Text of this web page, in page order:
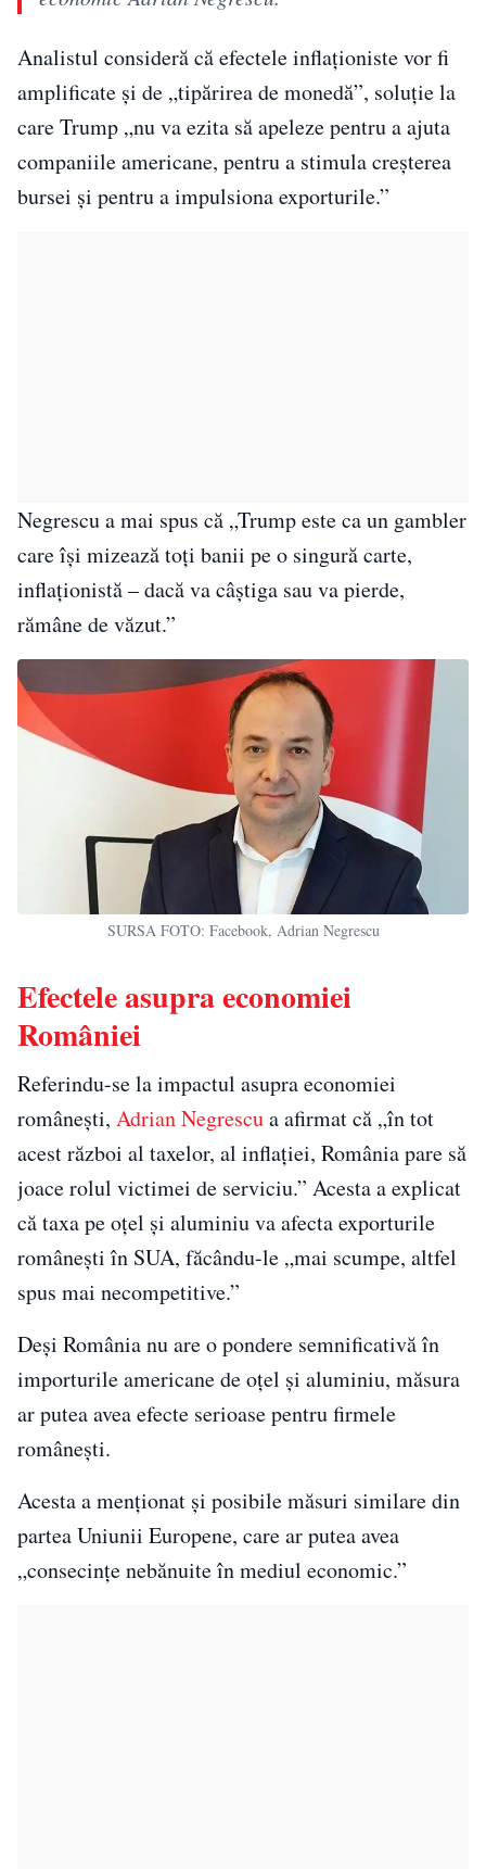
Analistul consideră că efectele inflaționiste vor fi
amplificate și de „tipărirea de monedă”, soluție la
care Trump „nu va ezita să apeleze pentru a ajuta
companiile americane, pentru a stimula creșterea
bursei și pentru a impulsiona exporturile.”
Negrescu a mai spus că „Trump este ca un gambler
care își mizează toți banii pe o singură carte,
inflaționistă – dacă va câștiga sau va pierde,
rămâne de văzut.”
SURSA FOTO: Facebook, Adrian Negrescu
Efectele asupra economiei
României
Referindu-se la impactul asupra economiei
românești, Adrian Negrescua afirmat că „în tot
acest război al taxelor, al inflației, România pare să
joace rolul victimei de serviciu.” Acesta a explicat
că taxa pe oțel și aluminiu va afecta exporturile
românești în SUA, făcându-le „mai scumpe, altfel
spus mai necompetitive.”
Deși România nu are o pondere semnificativă în
importurile americane de oțel și aluminiu, măsura
ar putea avea efecte serioase pentru firmele
românești.
Acesta a menționat și posibile măsuri similare din
partea Uniunii Europene, care ar putea avea
„consecințe nebănuite în mediul economic.”